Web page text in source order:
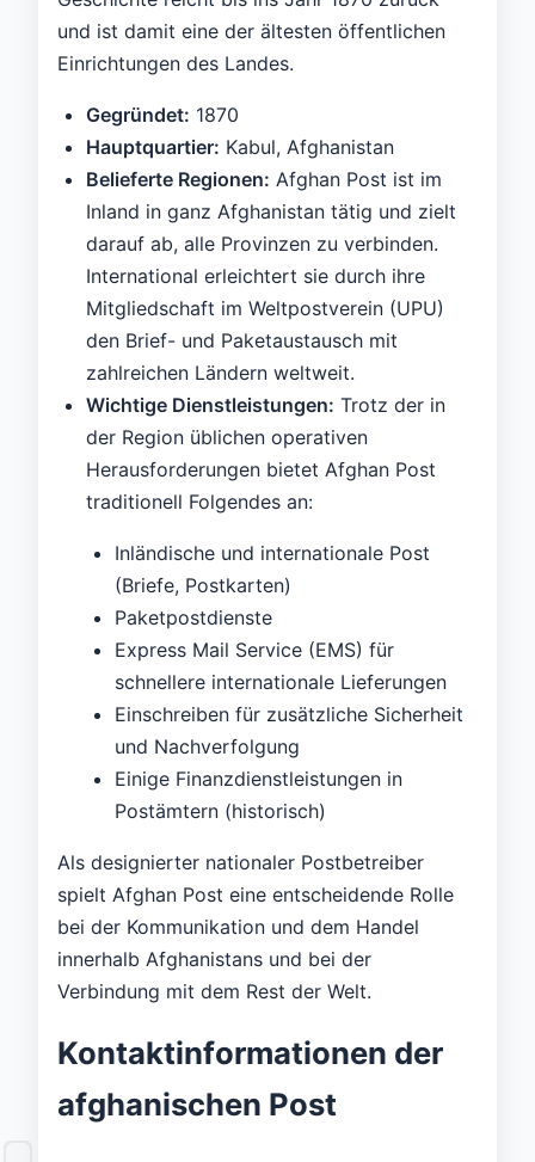
und ist damit eine der ältesten öffentlichen
Einrichtungen des Landes.
Gegründet: 1870
Hauptquartier: Kabul, Afghanistan
Belieferte Regionen: Afghan Post ist im
Inland in ganz Afghanistan tätig und zielt
darauf ab, alle Provinzen zu verbinden.
International erleichtert sie durch ihre
Mitgliedschaft im Weltpostverein (UPU)
den Brief- und Paketaustausch mit
zahlreichen Ländern weltweit.
Wichtige Dienstleistungen: Trotz der in
der Region üblichen operativen
Herausforderungen bietet Afghan Post
traditionell Folgendes an:
Inländische und internationale Post
(Briefe, Postkarten)
Paketpostdienste
Express Mail Service (EMS) für
schnellere internationale Lieferungen
Einschreiben für zusätzliche Sicherheit
und Nachverfolgung
Einige Finanzdienstleistungen in
Postämtern (historisch)
Als designierter nationaler Postbetreiber
spielt Afghan Post eine entscheidende Rolle
bei der Kommunikation und dem Handel
innerhalb Afghanistans und bei der
Verbindung mit dem Rest der Welt.
Kontaktinformationen der
afghanischen Post